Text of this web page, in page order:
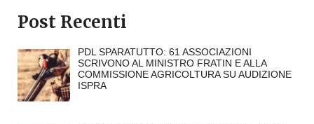
Post Recenti
PDL SPARATUTTO: 61 ASSOCIAZIONI
SCRIVONO AL MINISTRO FRATIN E ALLA
COMMISSIONE AGRICOLTURA SU AUDIZIONE
ISPRA